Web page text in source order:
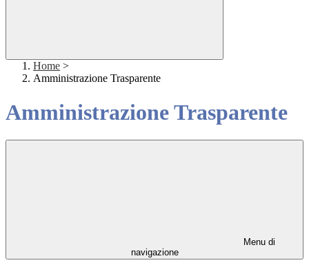
Home >
Amministrazione Trasparente
Amministrazione Trasparente
Menu di
navigazione